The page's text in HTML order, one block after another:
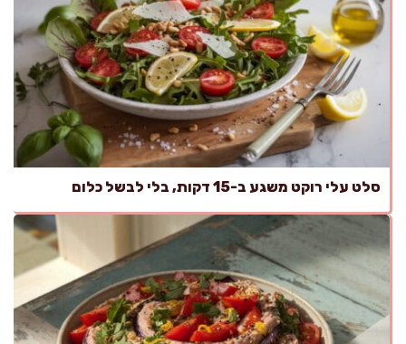
סלט עלי רוקט משגע ב-15 דקות, בלי לבשל כלום